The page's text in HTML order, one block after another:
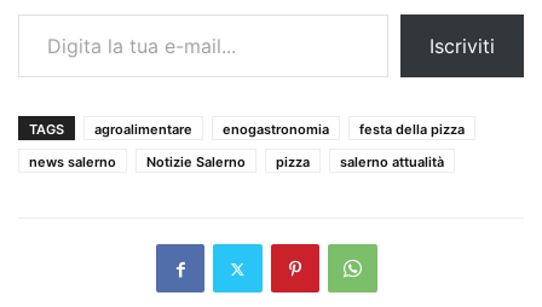
Digita la tua e-mail...
Iscriviti
TAGS agroalimentare enogastronomia
festa della pizza
news salerno
Notizie Salerno pizza salerno attualità